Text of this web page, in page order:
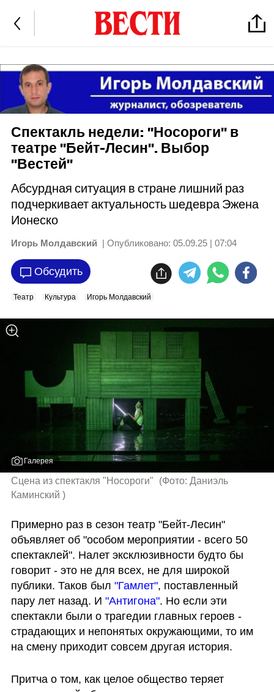
Спектакль недели: "Носороги" в
театре "Бейт-Лесин". Выбор
"Вестей"
Абсурдная ситуация в стране лишний раз
подчеркивает актуальность шедевра Эжена
Ионеско
Игорь Молдавский | Опубликовано: 05.09.25 | 07:04
Обсудить
Театр Культура Игорь Молдавский
Галерея
Сцена из спектакля "Носороги" (Фото: Даниэль
Каминский )
Примерно раз в сезон театр "Бейт-Лесин"
объявляет об "особом мероприятии - всего 50
спектаклей". Налет эксклюзивности будто бы
говорит - это не для всех, не для широкой
публики. Таков был "Гамлет", поставленный
пару лет назад. И "Антигона". Но если эти
спектакли были о трагедии главных героев -
страдающих и непонятых окружающими, то им
на смену приходит совсем другая история.
Притча о том, как целое общество теряет